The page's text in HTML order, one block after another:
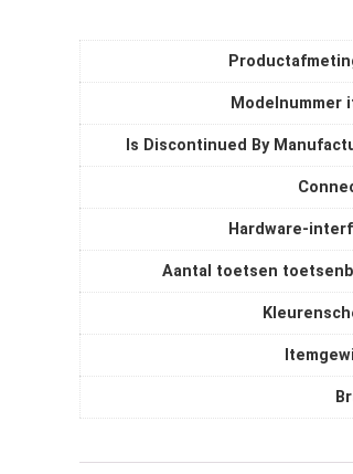
Modelnummer
Is Discontinued By
Hardware-
Aantal toetsen